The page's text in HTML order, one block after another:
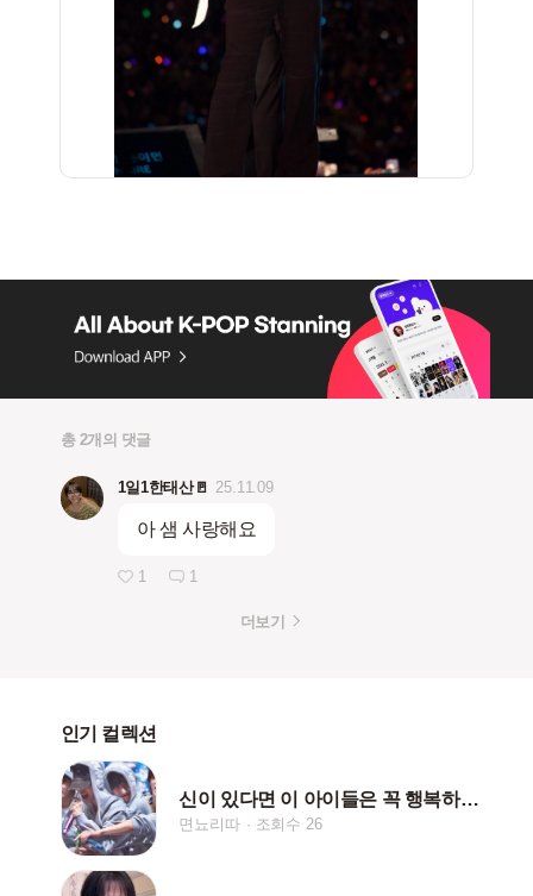
총 2개의 댓글
1일1한태산🚪 25.11.09
아 샘 사랑해요
1 1
더보기
인기 컬렉션
신이 있다면 이 아이들은 꼭 행복하게 해주세요
면뇨리따 조회수 26